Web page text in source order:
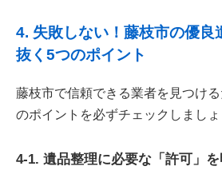
4. 失敗しない！藤枝市の優良
抜く5つのポイント
藤枝市で信頼できる業者を見つけ
のポイントを必ずチェックしましょ
4-1. 遺品整理に必要な「許可」